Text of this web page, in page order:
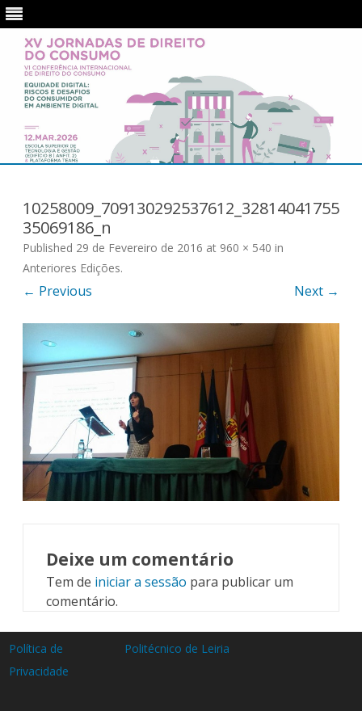
Skip
10258009_709130292537612_32814041755
35069186_n
Published 29 de Fevereiro de 2016 at 960 × 540 in
Anteriores Edições.
← Previous Next →
Deixe um comentário
Tem de iniciar a sessão para publicar um
comentário.
Política de
Privacidade
Politécnico de Leiria